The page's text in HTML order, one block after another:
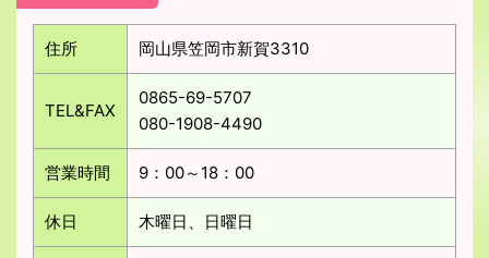
住所 岡山県笠岡市新賀3310
TEL&FAX
0865-69-5707
080-1908-4490
営業時間 9：00～18：00
休日 木曜日、日曜日